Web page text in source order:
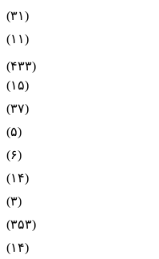
(۳۱)
(۱۱)
(۴۳۳)
(۱۵)
(۳۷)
(۵)
(۶)
(۱۴)
(۳)
(۳۵۳)
(۱۴)